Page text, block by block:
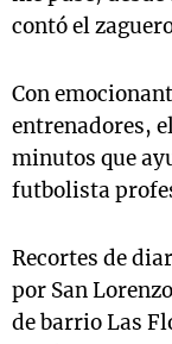
contó el
Con
entrenadores,
minutos que
futbolista
Recortes de
por San
de barrio Las